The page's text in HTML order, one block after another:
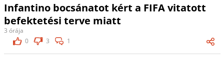
Infantino bocsánatot kért a FIFA vitatott
befektetési terve miatt
3 órája
0
3 1